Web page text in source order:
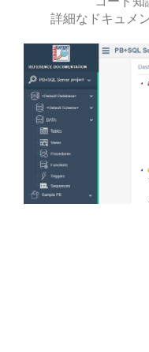
詳細なドキュメ